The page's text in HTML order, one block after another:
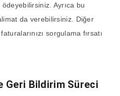
Ayrıca bu
da verebilirsiniz. Diğer
sorgulama fırsatı
Geri Bildirim Süreci